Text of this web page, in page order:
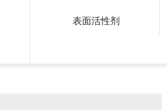
表面活性剂